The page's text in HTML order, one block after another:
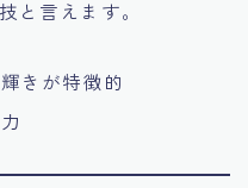
と言えます。
きが特徴的